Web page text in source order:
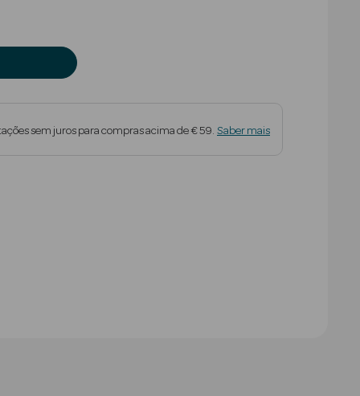
sem juros para compras acima de € 59. Saber mais